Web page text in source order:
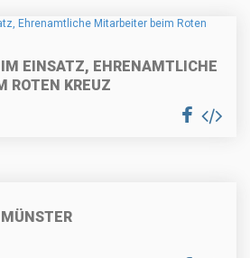
EINSATZ, EHRENAMTLICHE
ROTEN KREUZ